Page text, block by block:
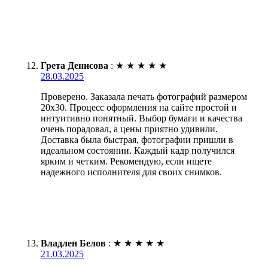
Грета Денисова : ★ ★ ★ ★ ★
28.03.2025
Проверено. Заказала печать фотографий размером
20х30. Процесс оформления на сайте простой и
интуитивно понятный. Выбор бумаги и качества
очень порадовал, а цены приятно удивили.
Доставка была быстрая, фотографии пришли в
идеальном состоянии. Каждый кадр получился
ярким и четким. Рекомендую, если ищете
надежного исполнителя для своих снимков.
Владлен Белов : ★ ★ ★ ★ ★
21.03.2025